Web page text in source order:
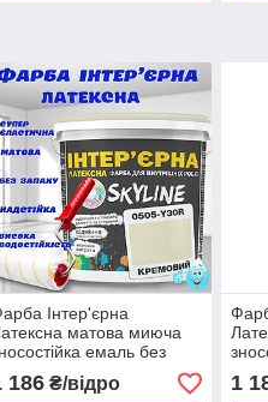
Інтер'єрна
матова миюча
емаль без
для стін і стель
Кремова 5 л
186₴/відро 1